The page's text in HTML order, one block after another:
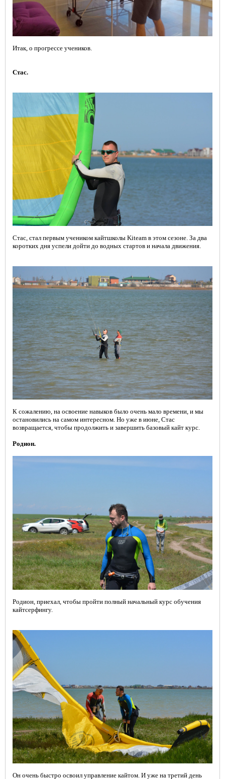
Итак, о прогрессе учеников.
Стас.
Стас, стал первым учеником кайтшколы Kiteam в этом сезоне. За два
коротких дня успели дойти до водных стартов и начала движения.
К сожалению, на освоение навыков было очень мало времени, и мы
остановились на самом интересном. Но уже в июне, Стас
возвращается, чтобы продолжить и завершить базовый кайт курс.
Родион.
Родион, приехал, чтобы пройти полный начальный курс обучения
кайтсерфингу.
Он очень быстро освоил управление кайтом. И уже на третий день
ГЛАВНАЯ